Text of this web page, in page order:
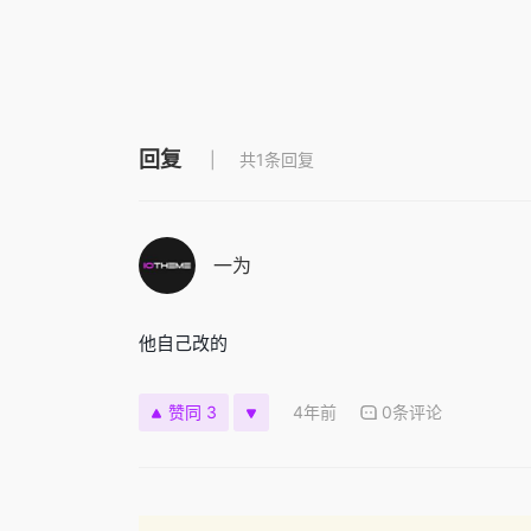
回复 共1条回复
一为
他自己改的
赞同 3 4年前 0条评论